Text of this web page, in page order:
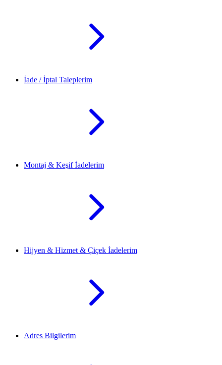
İade / İptal Taleplerim
Montaj & Keşif İadelerim
Hijyen & Hizmet & Çiçek İadelerim
Adres Bilgilerim